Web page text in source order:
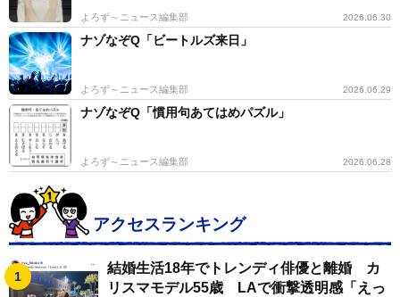
よろず～ニュース編集部 2026.06.30
ナゾなぞQ「ビートルズ来日」
よろず～ニュース編集部 2026.06.29
ナゾなぞQ「慣用句あてはめパズル」
よろず～ニュース編集部 2026.06.28
アクセスランキング
結婚生活18年でトレンディ俳優と離婚 カ
リスマモデル55歳 LAで衝撃透明感「えっ